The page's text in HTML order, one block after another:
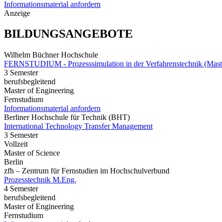
Informationsmaterial anfordern
Anzeige
BILDUNGSANGEBOTE
Wilhelm Büchner Hochschule
FERNSTUDIUM - Prozesssimulation in der Verfahrenstechnik
3 Semester
berufsbegleitend
Master of Engineering
Fernstudium
Informationsmaterial anfordern
Berliner Hochschule für Technik (BHT)
International Technology Transfer Management
3 Semester
Vollzeit
Master of Science
Berlin
zfh – Zentrum für Fernstudien im Hochschulverbund
Prozesstechnik M.Eng.
4 Semester
berufsbegleitend
Master of Engineering
Fernstudium